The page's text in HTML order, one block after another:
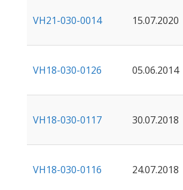
VH21-030-0014 15.07.2020
VH18-030-0126 05.06.2014
VH18-030-0117 30.07.2018
VH18-030-0116 24.07.2018